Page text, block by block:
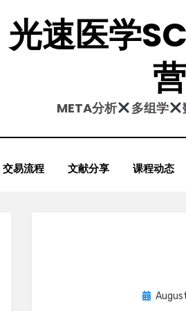
光速医学
营
META分析 多组学
交易流程 文献分享 课程动态
Posted